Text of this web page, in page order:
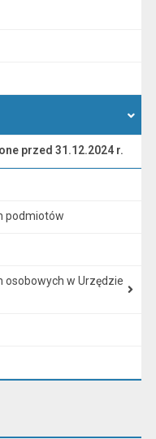
przed 31.12.2024 r.
podmiotów
osobowych w Urzędzie